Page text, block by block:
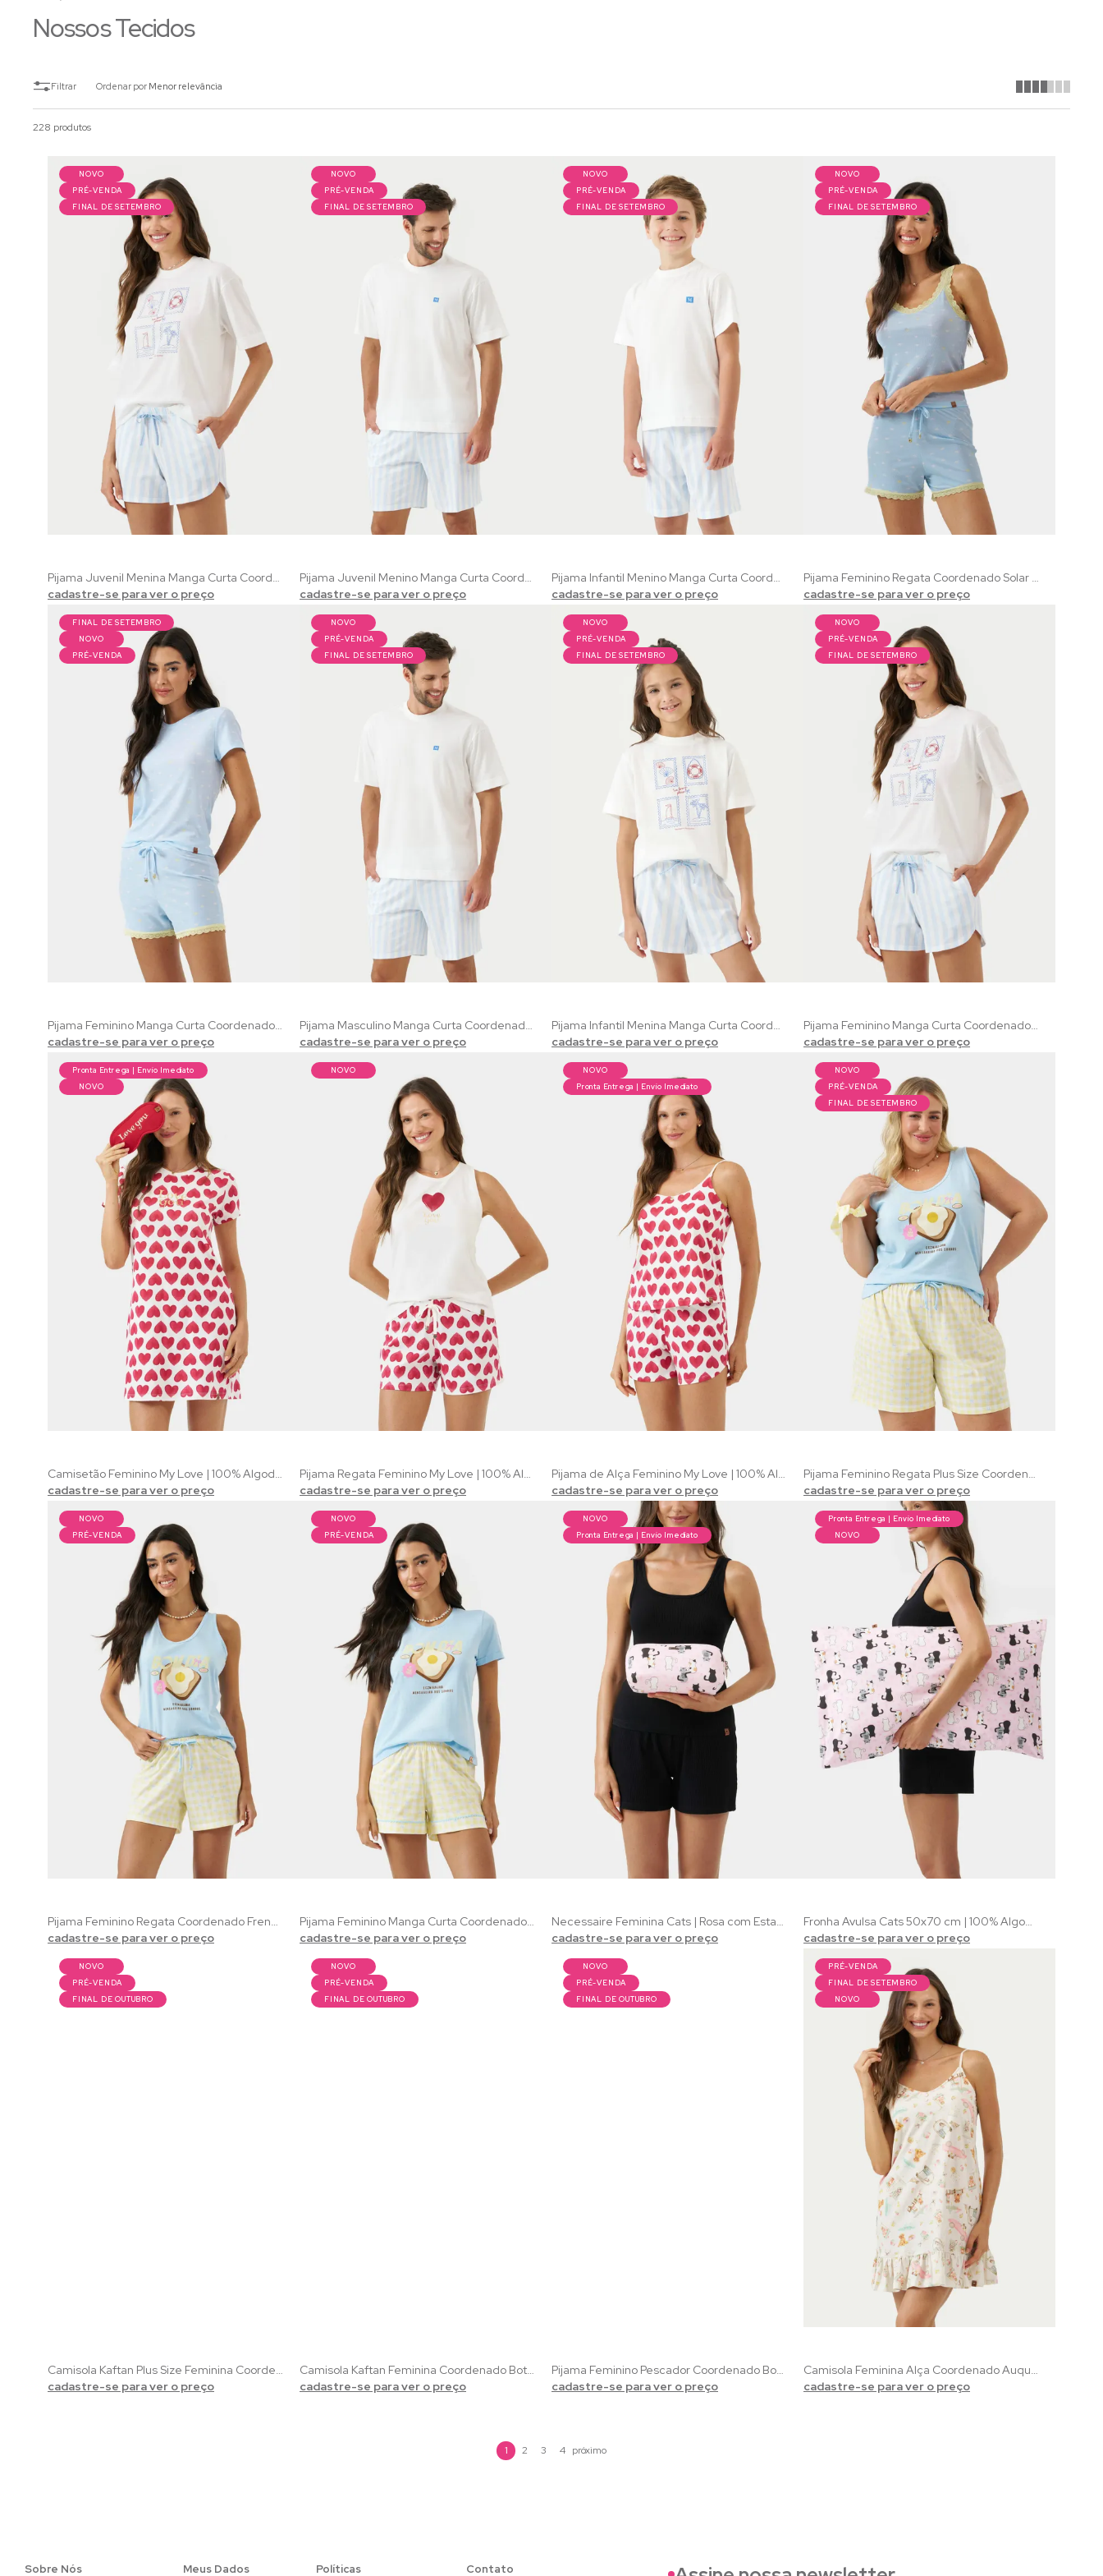
Nossos Tecidos
Ordenar por Menor relevância
228 produtos
NOVO
PRÉ-VENDA
FINAL DE SETEMBRO
cadastre-se para ver o preço
NOVO
PRÉ-VENDA
FINAL DE SETEMBRO
cadastre-se para ver o preço
NOVO
PRÉ-VENDA
FINAL DE SETEMBRO
cadastre-se para ver o preço
NOVO
PRÉ-VENDA
FINAL DE SETEMBRO
cadastre-se para ver o preço
FINAL DE SETEMBRO
NOVO
PRÉ-VENDA
Pijama Feminino Manga Curta Coordenado Solar | Ribana Dreams Azul com Estampa de Solzinho
cadastre-se para ver o preço
NOVO
PRÉ-VENDA
FINAL DE SETEMBRO
Pijama Masculino Manga Curta Coordenado Verão | 100% Algodão com Estampa Praiana Listrado
cadastre-se para ver o preço
NOVO
PRÉ-VENDA
FINAL DE SETEMBRO
Pijama Infantil Menina Manga Curta Coordenado Verão | 100% Algodão com Estampa Marinha Listrado
cadastre-se para ver o preço
NOVO
PRÉ-VENDA
FINAL DE SETEMBRO
Pijama Feminino Manga Curta Coordenado Verão | 100% Algodão com Estampa Marinha Listrado
cadastre-se para ver o preço
Pronta Entrega | Envio Imediato
NOVO
cadastre-se para ver o preço
NOVO
cadastre-se para ver o preço
NOVO
Pronta Entrega | Envio Imediato
cadastre-se para ver o preço
NOVO
PRÉ-VENDA
FINAL DE SETEMBRO
cadastre-se para ver o preço
NOVO
PRÉ-VENDA
Pijama Feminino Regata Coordenado French Toast | Estampa Exclusiva de Café da Manhã
cadastre-se para ver o preço
NOVO
PRÉ-VENDA
Pijama Feminino Manga Curta Coordenado French Toast | Estampa Exclusiva de Café da Manhã
cadastre-se para ver o preço
NOVO
Pronta Entrega | Envio Imediato
Necessaire Feminina Cats | Rosa com Estampada de Gatinhos
cadastre-se para ver o preço
Pronta Entrega | Envio Imediato
NOVO
Fronha Avulsa Cats 50x70 cm | 100% Algodão com Estampa de Gatos
cadastre-se para ver o preço
NOVO
PRÉ-VENDA
FINAL DE OUTUBRO
cadastre-se para ver o preço
NOVO
PRÉ-VENDA
FINAL DE OUTUBRO
cadastre-se para ver o preço
NOVO
PRÉ-VENDA
FINAL DE OUTUBRO
cadastre-se para ver o preço
PRÉ-VENDA
FINAL DE SETEMBRO
NOVO
cadastre-se para ver o preço
1 2 3 4
Sobre Nós Meus Dados Políticas Contato